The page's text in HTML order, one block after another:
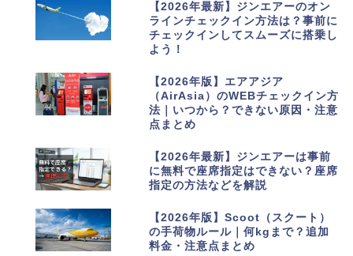
【2026年最新】ジンエアーのオン
ラインチェックイン方法は？事前に
チェックインしてスムーズに搭乗し
よう！
【2026年版】エアアジア
（AirAsia）のWEBチェックイン方
法｜いつから？できない原因・注意
点まとめ
【2026年最新】ジンエアーは事前
に無料で座席指定はできない？座席
指定の方法などを解説
【2026年版】Scoot（スクート）
の手荷物ルール｜何kgまで？追加
料金・注意点まとめ